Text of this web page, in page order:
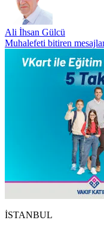
Ali İhsan Gülcü
Muhalefeti bitiren
İSTANBUL